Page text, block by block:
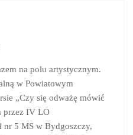
na polu artystycznym.
w Powiatowym
„Czy się odważę mówić
przez IV LO
nr 5 MS w Bydgoszczy,